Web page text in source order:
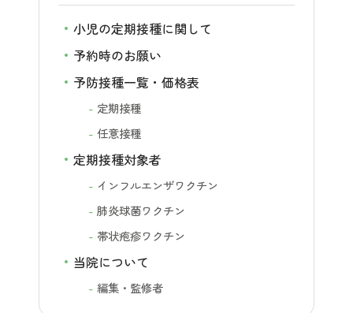
小児の定期接種に関して
予約時のお願い
予防接種一覧・価格表
定期接種
任意接種
定期接種対象者
インフルエンザワクチン
肺炎球菌ワクチン
帯状疱疹ワクチン
当院について
編集・監修者